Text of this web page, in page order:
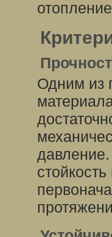
Одним из